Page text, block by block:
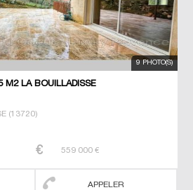
9 PHOTO(S)
M2 LA BOUILLADISSE
(13720)
559 000 €
APPELER